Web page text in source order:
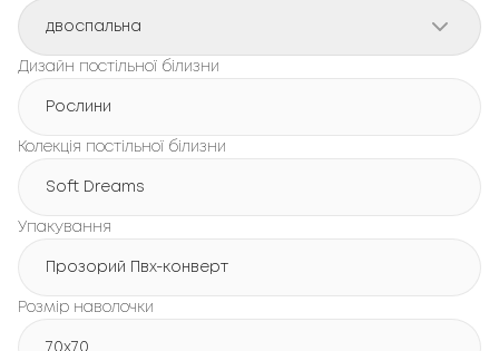
двоспальна
Дизайн постільної білизни
Рослини
Колекція постільної білизни
Soft Dreams
Упакування
Прозорий Пвх-конверт
Розмір наволочки
70x70